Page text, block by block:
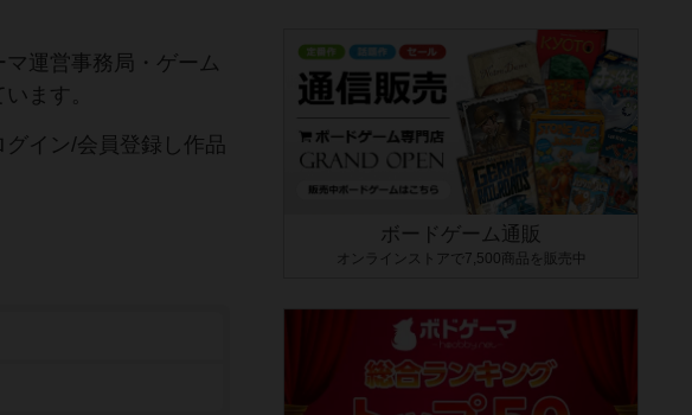
運営事務局・ゲーム
ます。
イン/会員登録し作品
ボードゲーム通販
オンラインストアで7,500商品を販売中